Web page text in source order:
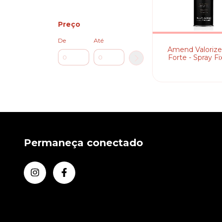
Preço
De Até
Amend
Forte - Spray
Permaneça conectado